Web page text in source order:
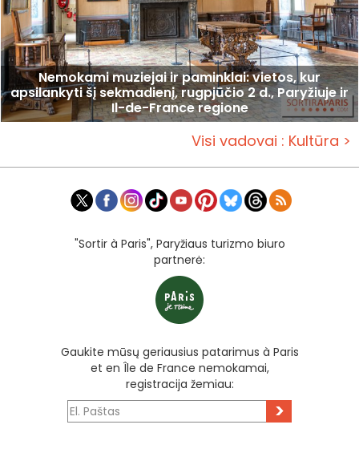
Nemokami muziejai ir paminklai: vietos, kur
apsilankyti šį sekmadienį, rugpjūčio 2 d., Paryžiuje ir
Il-de-France regione
Visi vadovai : Kultūra >
"Sortir à Paris", Paryžiaus turizmo biuro
partnerė:
Gaukite mūsų geriausius patarimus à Paris
et en Île de France nemokamai,
registracija žemiau:
>